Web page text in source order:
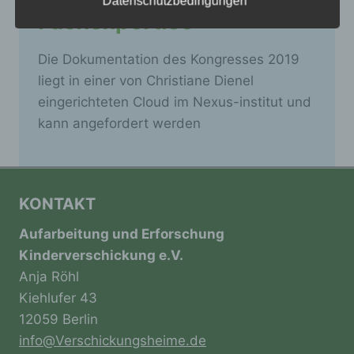
Fachexpertise
Die Dokumentation des Kongresses 2019
liegt in einer von Christiane Dienel
eingerichteten Cloud im Nexus-institut und
kann angefordert werden
KONTAKT
Aufarbeitung und Erforschung
Kinderverschickung e.V.
Anja Röhl
Kiehlufer 43
12059 Berlin
info@Verschickungsheime.de
a) personenbezogene Daten
Personenbezogene Daten sind alle
Informationen, die sich auf eine identifizierte
oder identifizierbare natürliche Person (im
Folgenden „betroffene Person") beziehen.
insbesondere mittels Zuordnung zu einer
Kennnummer, zu Standortdaten, zu einer
mehreren besonderen Merkmalen, die
Ausdruck der physischen, physiologischen,
genetischen, psychischen, wirtschaftlichen,
kulturellen oder sozialen Identität dieser
natürlichen Person sind, identifiziert werden
kann.